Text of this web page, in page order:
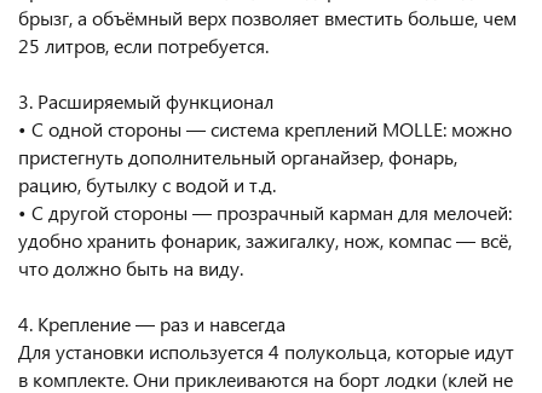
брызг, а объёмный верх позволяет вместить больше, чем
25 литров, если потребуется.
3. Расширяемый функционал
• С одной стороны — система креплений MOLLE: можно
пристегнуть дополнительный органайзер, фонарь,
рацию, бутылку с водой и т.д.
• С другой стороны — прозрачный карман для мелочей:
удобно хранить фонарик, зажигалку, нож, компас — всё,
что должно быть на виду.
4. Крепление — раз и навсегда
Для установки используется 4 полукольца, которые идут
в комплекте. Они приклеиваются на борт лодки (клей не